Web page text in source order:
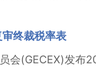
终裁税率表
会(GECEX)发布